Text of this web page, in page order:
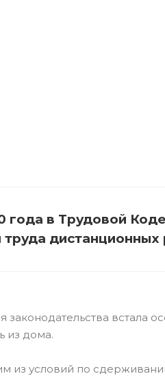
года в Трудовой
труда дистанционных
законодательства встала
из дома.
из условий по